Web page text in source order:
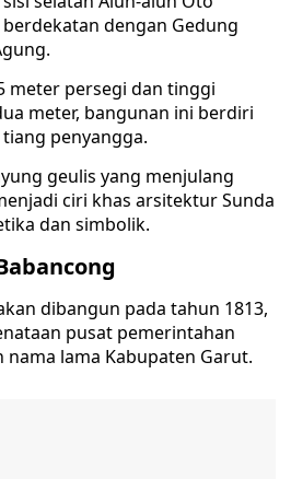
dengan Gedung
meter persegi dan tinggi
meter, bangunan ini berdiri
penyangga.
geulis yang menjulang
ciri khas arsitektur Sunda
dan simbolik.
dibangun pada tahun 1813,
pusat pemerintahan
nama lama Kabupaten Garut.